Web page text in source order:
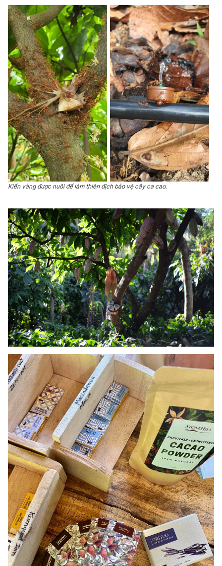
Kiến vàng được nuôi để làm thiên địch bảo vệ cây ca cao.